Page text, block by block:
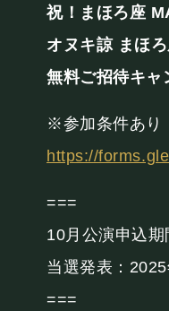
採用情報
祝！まほろ座
オヌキ諒 まほ
無料ご招待キャ
※参加条件あり
https://
===
10月公演申込
当選発表：2025
===